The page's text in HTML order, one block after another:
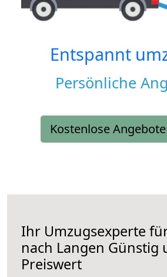
Entspannt
Persönliche
Kostenlose
Ihr Umzugsexperte
nach Langen Günstig
Preiswert